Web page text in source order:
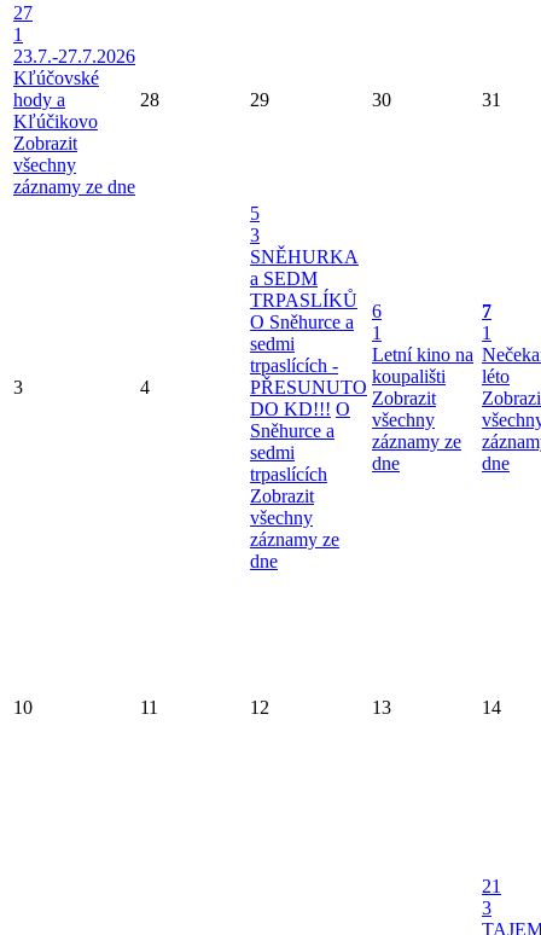
27
1
23.7.-27.7.2026
Kľúčovské
hody a
Kľúčikovo
Zobrazit
všechny
záznamy ze dne
28 29 30 31
3 4
5
3
SNĚHURKA
a SEDM
TRPASLÍKŮ
O Sněhurce a
sedmi
trpaslících -
PŘESUNUTO
DO KD!!! O
Sněhurce a
sedmi
trpaslících
Zobrazit
všechny
záznamy ze
dne
6
1
Letní kino na
koupališti
Zobrazit
všechny
záznamy ze
dne
7
1
léto
dne
10 11 12 13 14
21
3